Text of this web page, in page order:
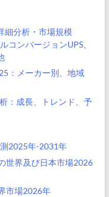
細分析・市場規模
コンバージョンUPS、
：メーカー別、地域
：成長、トレンド、予
2025年-2031年
世界及び日本市場2026
市場2026年